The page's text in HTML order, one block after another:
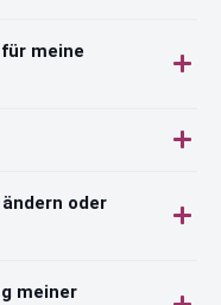
meine
oder
meiner